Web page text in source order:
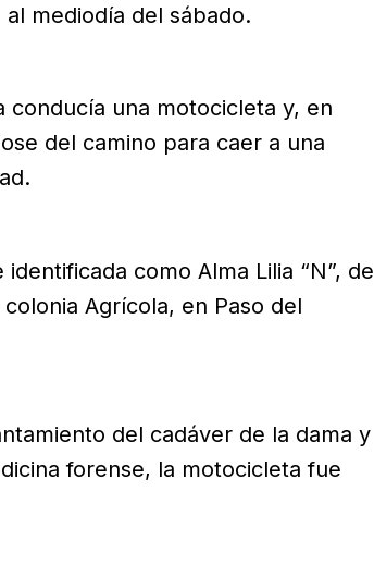
mediodía del sábado.
conducía una motocicleta y, en
del camino para caer a una
como Alma Lilia “N”, de
Agrícola, en Paso del
del cadáver de la dama y
forense, la motocicleta fue